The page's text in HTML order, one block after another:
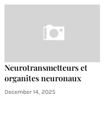
Neurotransmetteurs et
organites neuronaux
December 14, 2025